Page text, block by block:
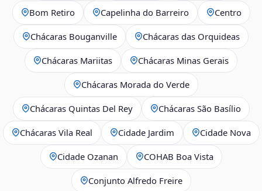
Bom Retiro Capelinha do Barreiro Centro
Chácaras Bouganville Chácaras das Orquideas
Chácaras Mariitas Chácaras Minas Gerais
Chácaras Morada do Verde
Chácaras Quintas Del Rey Chácaras São Basílio
Chácaras Vila Real Cidade Jardim Cidade Nova
Cidade Ozanan COHAB Boa Vista
Conjunto Alfredo Freire